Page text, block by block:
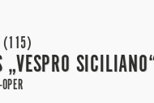
(115)
„VESPRO